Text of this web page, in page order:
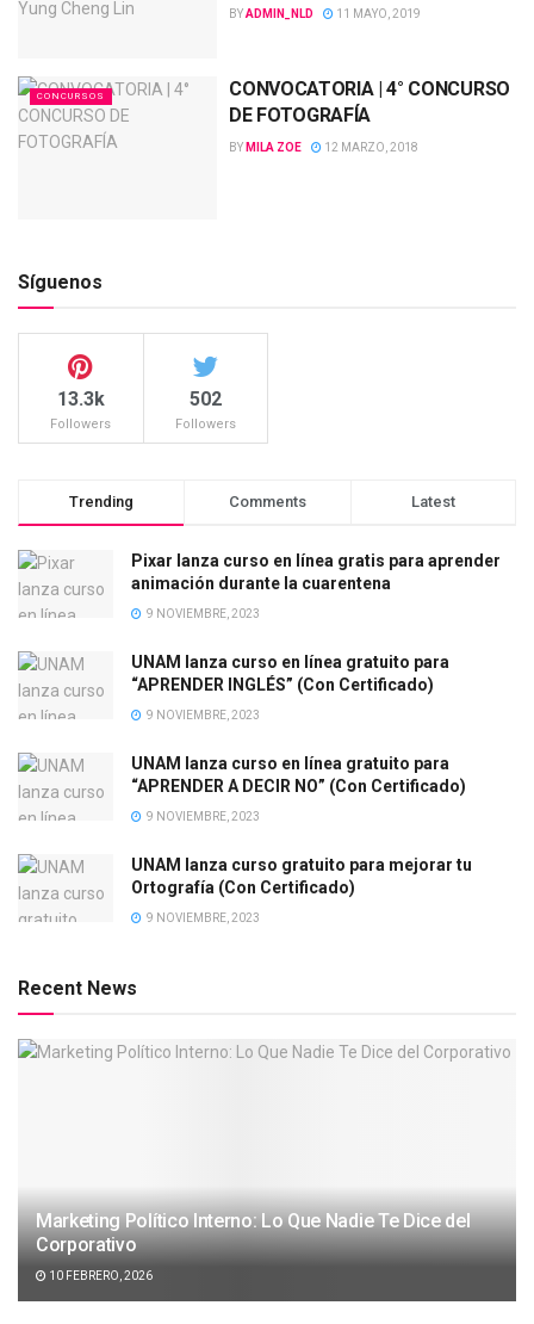
BYADMIN_NLD 11 MAYO, 2019
CONCURSOS
CONVOCATORIA | 4° CONCURSO
DE FOTOGRAFÍA
BY MILA ZOE 12 MARZO, 2018
Síguenos
13.3k
Followers
502
Followers
Trending Comments Latest
Pixar lanza curso en línea gratis para aprender
animación durante la cuarentena
9 NOVIEMBRE, 2023
UNAM lanza curso en línea gratuito para
“APRENDER INGLÉS” (Con Certificado)
9 NOVIEMBRE, 2023
UNAM lanza curso en línea gratuito para
“APRENDER A DECIR NO” (Con Certificado)
9 NOVIEMBRE, 2023
UNAM lanza curso gratuito para mejorar tu
Ortografía (Con Certificado)
9 NOVIEMBRE, 2023
Recent News
Marketing Político Interno: Lo Que Nadie Te Dice del
Corporativo
10 FEBRERO, 2026